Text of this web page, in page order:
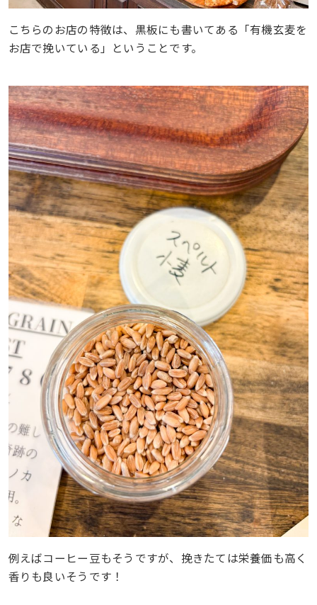
こちらのお店の特徴は、黒板にも書いてある「有機玄麦を
お店で挽いている」ということです。
例えばコーヒー豆もそうですが、挽きたては栄養価も高く
香りも良いそうです！